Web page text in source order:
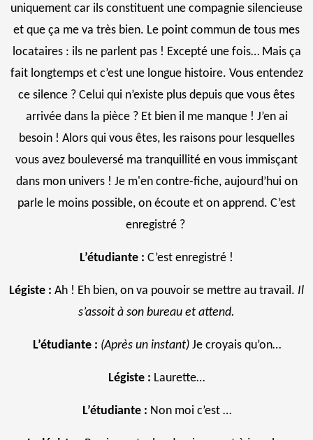
uniquement car ils constituent une compagnie silencieuse
et que ça me va très bien. Le point commun de tous mes
locataires : ils ne parlent pas ! Excepté une fois… Mais ça
fait longtemps et c’est une longue histoire. Vous entendez
ce silence ? Celui qui n’existe plus depuis que vous êtes
arrivée dans la pièce ? Et bien il me manque ! J’en ai
besoin ! Alors qui vous êtes, les raisons pour lesquelles
vous avez bouleversé ma tranquillité en vous immisçant
dans mon univers ! Je m'en contre-fiche, aujourd’hui on
parle le moins possible, on écoute et on apprend. C’est
enregistré ?
L’étudiante : C’est enregistré !
Légiste : Ah ! Eh bien, on va pouvoir se mettre au travail. Il
s’assoit à son bureau et attend.
L’étudiante : (Après un instant) Je croyais qu’on…
Légiste : Laurette…
L’étudiante : Non moi c’est …